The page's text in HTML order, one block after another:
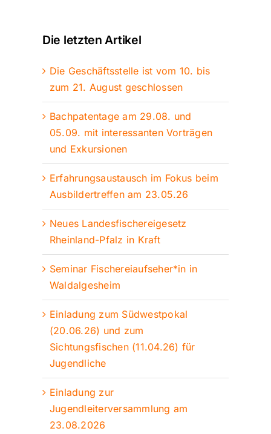
Die letzten Artikel
Die Geschäftsstelle ist vom 10. bis
zum 21. August geschlossen
Bachpatentage am 29.08. und
05.09. mit interessanten Vorträgen
und Exkursionen
Erfahrungsaustausch im Fokus beim
Ausbildertreffen am 23.05.26
Neues Landesfischereigesetz
Rheinland-Pfalz in Kraft
Seminar Fischereiaufseher*in in
Waldalgesheim
Einladung zum Südwestpokal
(20.06.26) und zum
Sichtungsfischen (11.04.26) für
Jugendliche
Einladung zur
Jugendleiterversammlung am
23.08.2026